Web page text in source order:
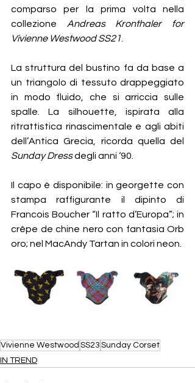
comparso per la prima volta nella
collezione Andreas Kronthaler for
Vivienne Westwood SS21
La struttura del bustino fa da base a
un triangolo di tessuto drappeggiato
in modo fluido, che si arriccia sulle
spalle. La silhouette, ispirata alla
ritrattistica rinascimentale e agli abiti
Sunday Dress degli anni ‘90.
Il capo è disponibile: in georgette con
stampa raffigurante il dipinto di
Francois Boucher “Il ratto d’Europa”; in
crêpe de chine nero con fantasia Orb
oro; nel MacAndy Tartan in colori neon.
Vivienne Westwood SS23 Sunday Corset
IN TREND